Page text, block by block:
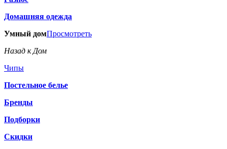
Домашняя одежда
Умный домПросмотреть
Назад к Дом
Чипы
Постельное белье
Бренды
Подборки
Скидки